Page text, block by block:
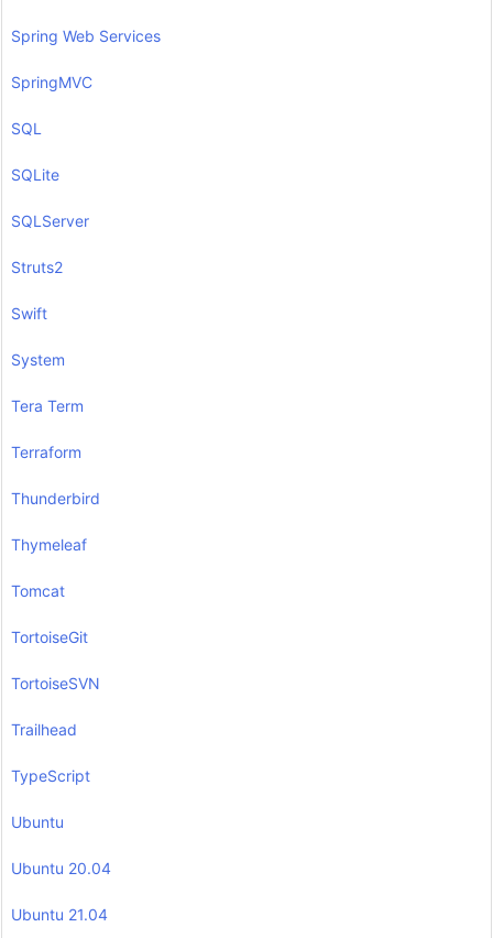
Spring Web Services
SpringMVC
SQL
SQLite
SQLServer
Struts2
Swift
System
Tera Term
Terraform
Thunderbird
Thymeleaf
Tomcat
TortoiseGit
TortoiseSVN
Trailhead
TypeScript
Ubuntu
Ubuntu 20.04
Ubuntu 21.04